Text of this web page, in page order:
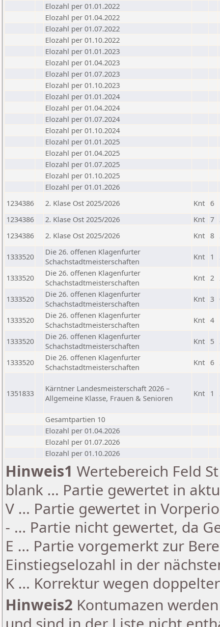
Elozahl per 01.01.2022
Elozahl per 01.04.2022
Elozahl per 01.07.2022
Elozahl per 01.10.2022
Elozahl per 01.01.2023
Elozahl per 01.04.2023
Elozahl per 01.07.2023
Elozahl per 01.10.2023
Elozahl per 01.01.2024
Elozahl per 01.04.2024
Elozahl per 01.07.2024
Elozahl per 01.10.2024
Elozahl per 01.01.2025
Elozahl per 01.04.2025
Elozahl per 01.07.2025
Elozahl per 01.10.2025
Elozahl per 01.01.2026
1234386
2. Klase Ost 2025/2026 Knt 6
1234386
2. Klase Ost 2025/2026 Knt 7
1234386
2. Klase Ost 2025/2026 Knt 8
1333520
Die 26. offenen Klagenfurter
Schachstadtmeisterschaften
Knt 1
1333520
Die 26. offenen Klagenfurter
Schachstadtmeisterschaften
Knt 2
1333520
Die 26. offenen Klagenfurter
Schachstadtmeisterschaften
Knt 3
1333520
Die 26. offenen Klagenfurter
Schachstadtmeisterschaften
Knt 4
1333520
Die 26. offenen Klagenfurter
Schachstadtmeisterschaften
Knt 5
1333520
Die 26. offenen Klagenfurter
Schachstadtmeisterschaften
Knt 6
1351833
Kärntner Landesmeisterschaft 2026 –
Allgemeine Klasse, Frauen & Senioren
Knt 1
Gesamtpartien 10
Elozahl per 01.04.2026
Elozahl per 01.07.2026
Elozahl per 01.10.2026
Hinweis1 Wertebereich Feld
blank ... Partie gewertet in
V ... Partie gewertet in
- ... Partie nicht gewertet, da
E ... Partie vorgemerkt zur
Einstiegselozahl in der
K ... Korrektur wegen
Hinweis2 Kontumazen